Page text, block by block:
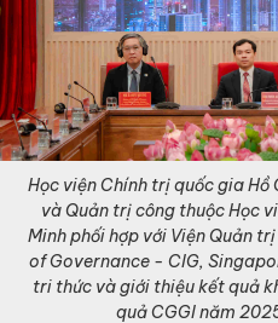
Học viện Chính trị quốc gia Hồ
và Quản trị công thuộc Học
Minh phối hợp với Viện Quản
of Governance - CIG,
tri thức và giới thiệu kết quả
quả CGGI năm